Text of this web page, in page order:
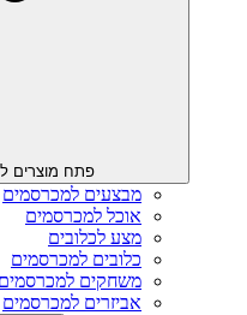
פתח מוצרים
מבצעים למכרסמים
אוכל למכרסמים
מצע לכלובים
כלובים למכרסמים
משחקים למכרסמים
אביזרים למכרסמים